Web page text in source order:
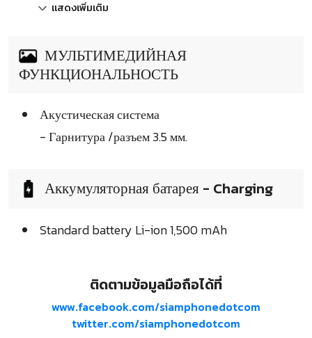
แสดงเพิ่มเติม
МУЛЬТИМЕДИЙНАЯ
ФУНКЦИОНАЛЬНОСТЬ
Акустическая система
- Гарнитура /разъем 3.5 мм.
Аккумуляторная батарея - Charging
Standard battery Li-ion 1,500 mAh
ติดตามข้อมูลมือถือได้ที่
www.facebook.com/siamphonedotcom
twitter.com/siamphonedotcom